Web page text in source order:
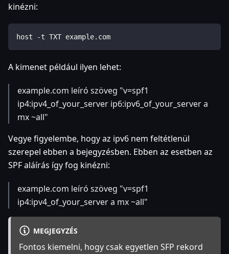
kinézni:
host -t TXT example.com
A kimenet például ilyen lehet:
example.com leíró szöveg "v=spf1
ip4:ipv4_of_your_server ip6:ipv6_of_your_servera
mx ~all"
Vegye figyelembe, hogy az ipv6 nem feltétlenül
szerepel ebben a bejegyzésben. Ebben az esetben az
SPF aláírás így fog kinézni:
example.com leíró szöveg "v=spf1
ip4:ipv4_of_your_servera mx ~all"
MEGJEGYZÉS
Fontos kiemelni, hogy csak egyetlen SFP rekord